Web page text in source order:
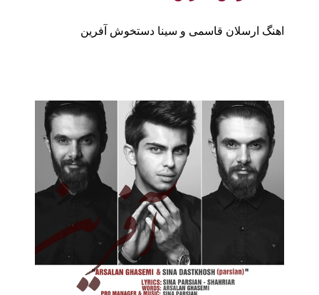
اهنگ ارسلان قاسمی و سینا دستخوش آفرین